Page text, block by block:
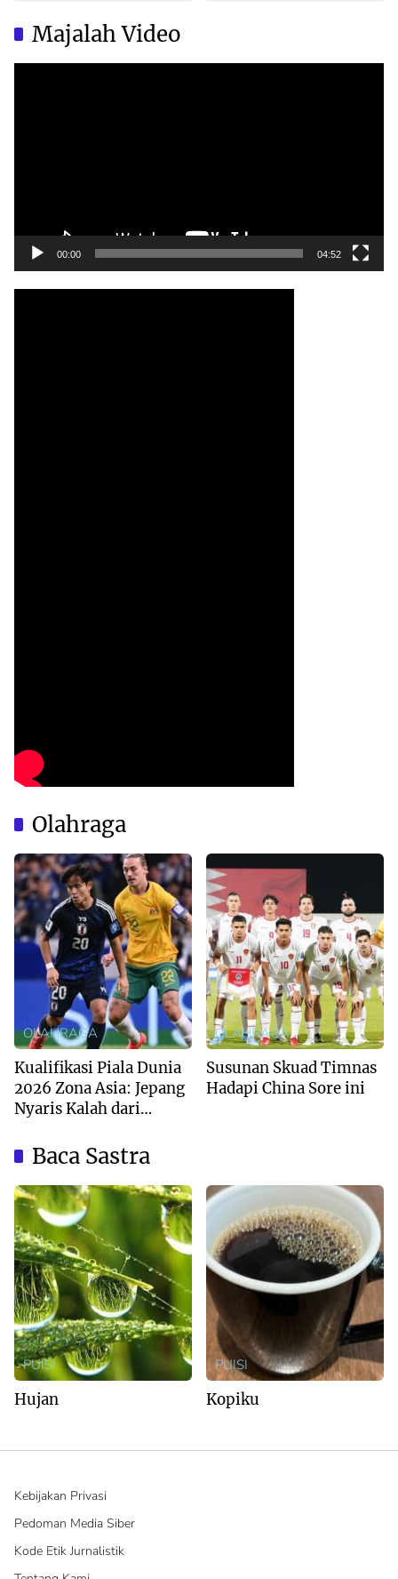
Majalah Video
00:00 04:52
Olahraga
OLAHRAGA
Kualifikasi Piala Dunia
2026 Zona Asia: Jepang
Nyaris Kalah dari
OLAHRAGA
Susunan Skuad Timnas
Hadapi China Sore ini
Baca Sastra
PUISI
Hujan
PUISI
Kopiku
Kebijakan Privasi
Pedoman Media Siber
Kode Etik Jurnalistik